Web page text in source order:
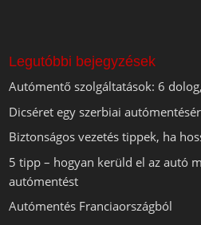
Legutóbbi bejegyzések
Autómentő szolgáltatások: 6
Dicséret egy szerbiai
Biztonságos vezetés tippek, ha
5 tipp – hogyan kerüld el az autó
autómentést
Autómentés Franciaországból